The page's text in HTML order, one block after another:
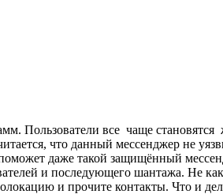
Пользователи все чаще
что данный мессенджер не
даже такой защищённый
и последующего шантажа. Не
и прочите контакты. Что и